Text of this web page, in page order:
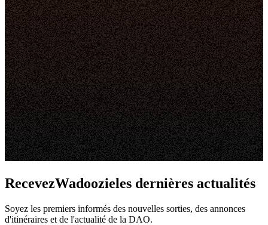
RecevezWadoozieles dernières actualités
Soyez les premiers informés des nouvelles sorties, des annonces
d'itinéraires et de l'actualité de la DAO.